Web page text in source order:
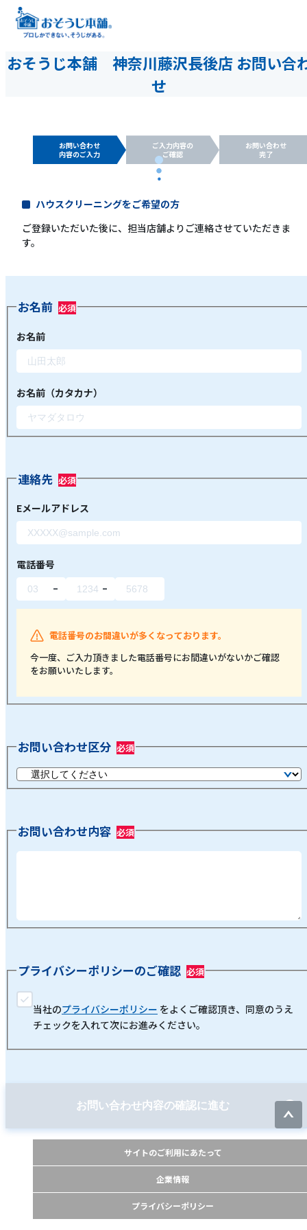
おそうじ本舗 神奈川藤沢長後店 お問い合
せ
お問い合わせ
内容のご入力
ご入力内容の
ご確認
お問い合わせ
完了
ハウスクリーニングをご希望の方
ご登録いただいた後に、担当店舗よりご連絡させていただきま
す。
お名前
お名前
お名前（カタカナ）
連絡先
Eメールアドレス
電話番号
電話番号のお間違いが多くなっております。
今一度、ご入力頂きました電話番号にお間違いがないかご確認
をお願いいたします。
お問い合わせ区分
お問い合わせ内容
プライバシーポリシーのご確認
当社のプライバシーポリシー をよくご確認頂き、同意のうえ
チェックを入れて次にお進みください。
お問い合わせ内容の確認に進む
サイトのご利用にあたって
企業情報
プライバシーポリシー